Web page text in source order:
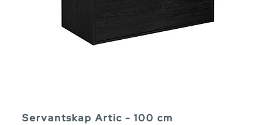
Servantskap Artic - 100 cm